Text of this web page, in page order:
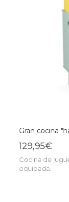
Gran cocina
129,95€
Cocina de
equipada.